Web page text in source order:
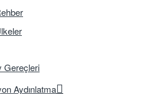
Gereçleri
Aydınlatma